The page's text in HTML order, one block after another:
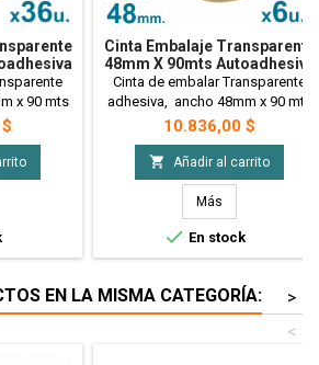
x 90 mts
PRECIO
Cinta Embalaje Transparente
48mm X 90mts Autoadhesiva
X6 Uni.
Cinta de embalar Transparente
adhesiva, ancho 48mm x 90 mts
de largo. x 6 unidades
Precio
10.836,00 $
 Añadir al carrito
Más
 En stock
EN LA MISMA CATEGORÍA:
>
<